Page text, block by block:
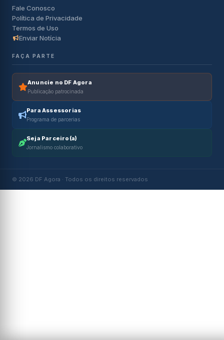
Fale Conosco
Política de Privacidade
Termos de Uso
Enviar Notícia
FAÇA PARTE
Anuncie no DF Agora
Publicação patrocinada
Para Assessorias
Programa de parcerias
Seja Parceiro(a)
Jornalismo colaborativo
© 2026 DF Agora · Todos os direitos reservados